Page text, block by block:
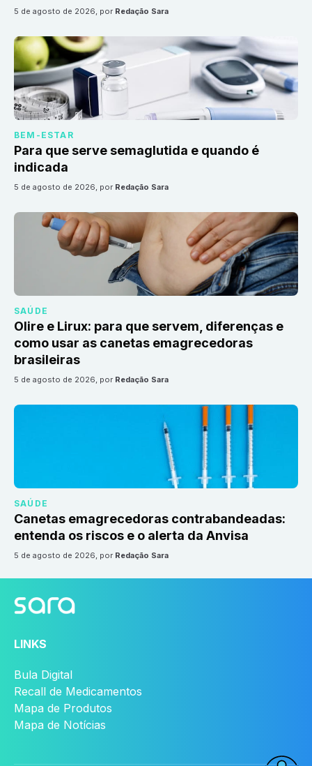
5 de agosto de 2026, por Redação Sara
BEM-ESTAR
Para que serve semaglutida e quando é
indicada
5 de agosto de 2026, por Redação Sara
SAÚDE
Olire e Lirux: para que servem, diferenças e
como usar as canetas emagrecedoras
brasileiras
5 de agosto de 2026, por Redação Sara
SAÚDE
Canetas emagrecedoras contrabandeadas:
entenda os riscos e o alerta da Anvisa
5 de agosto de 2026, por Redação Sara
LINKS
Bula Digital
Recall de Medicamentos
Mapa de Produtos
Mapa de Notícias